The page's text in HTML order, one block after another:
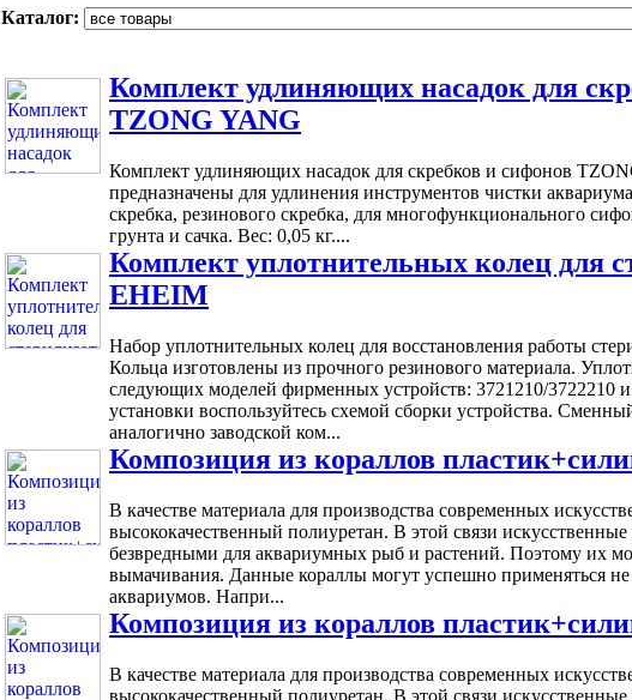
Каталог:
Комплект удлиняющих насадок для
TZONG YANG
Комплект удлиняющих насадок для скребков и сифонов
предназначены для удлинения инструментов чистки
скребка, резинового скребка, для многофункционального
грунта и сачка. Вес: 0,05 кг....
Комплект уплотнительных колец для
EHEIM
Набор уплотнительных колец для восстановления работы
Кольца изготовлены из прочного резинового материала.
следующих моделей фирменных устройств: 3721210/3722210
установки воспользуйтесь схемой сборки устройства.
аналогично заводской ком...
Композиция из кораллов
В качестве материала для производства современных
высококачественный полиуретан. В этой связи
безвредными для аквариумных рыб и растений. Поэтому их
вымачивания. Данные кораллы могут успешно применяться не
аквариумов. Напри...
Композиция из кораллов
В качестве материала для производства современных